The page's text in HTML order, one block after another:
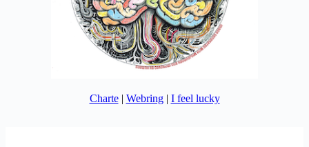
Charte| Webring| I feel lucky